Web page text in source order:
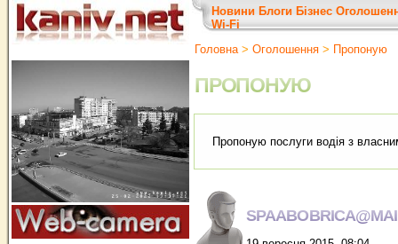
Новини Блоги Бізнес
Wi-Fi
Головна> Оголошення > Пропоную
ПРОПОНУЮ
Пропоную послуги водiя з